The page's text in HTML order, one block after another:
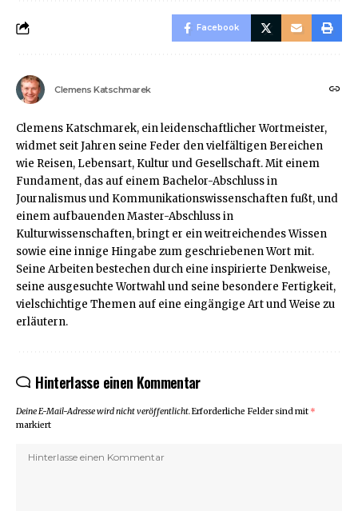
Facebook
Clemens Katschmarek
Clemens Katschmarek, ein leidenschaftlicher Wortmeister,
widmet seit Jahren seine Feder den vielfältigen Bereichen
wie Reisen, Lebensart, Kultur und Gesellschaft. Mit einem
Fundament, das auf einem Bachelor-Abschluss in
Journalismus und Kommunikationswissenschaften fußt, und
einem aufbauenden Master-Abschluss in
Kulturwissenschaften, bringt er ein weitreichendes Wissen
sowie eine innige Hingabe zum geschriebenen Wort mit.
Seine Arbeiten bestechen durch eine inspirierte Denkweise,
seine ausgesuchte Wortwahl und seine besondere Fertigkeit,
vielschichtige Themen auf eine eingängige Art und Weise zu
erläutern.
Hinterlasse einen Kommentar
Deine E-Mail-Adresse wird nicht veröffentlicht.Erforderliche Felder sind mit *
markiert